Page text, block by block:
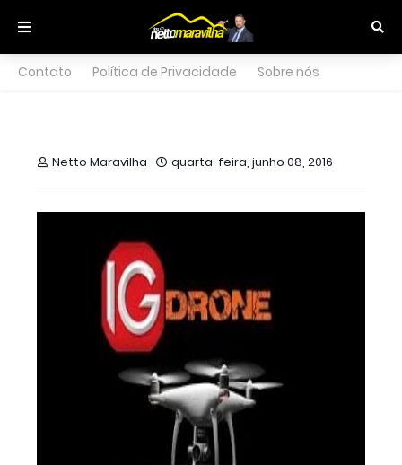
Contato Política de Privacidade Sobre nós
Netto Maravilha quarta-feira, junho 08, 2016